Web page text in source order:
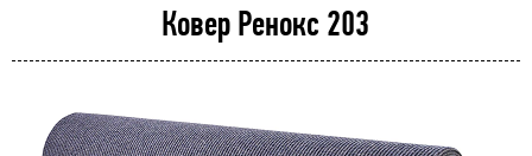
Ковер Ренокс 203